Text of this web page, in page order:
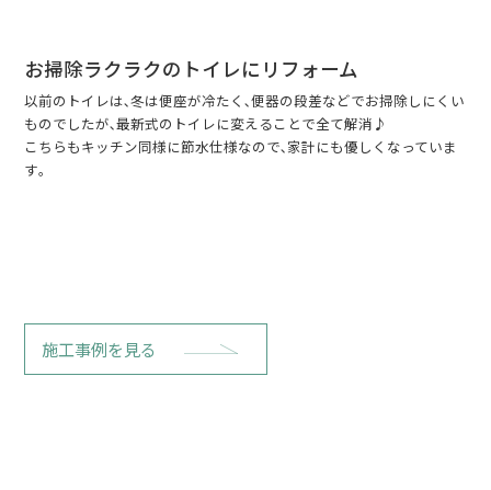
お掃除ラクラクのトイレにリフォーム
以前のトイレは､冬は便座が冷たく､便器の段差などでお掃除しにくい
ものでしたが､最新式のトイレに変えることで全て解消♪
こちらもキッチン同様に節水仕様なので､家計にも優しくなっていま
す｡
施工事例を見る